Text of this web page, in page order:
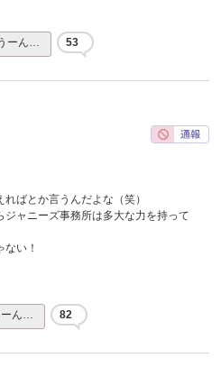
ーん… 53
ばとか言うんだよな（笑）
ャニーズ事務所は多大な力を持って
い！
ん… 82